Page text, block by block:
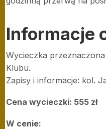
Informacje
Wycieczka
Klubu.
Zapisy i informacje: kol.
Cena wycieczki: 555 zł
W cenie: